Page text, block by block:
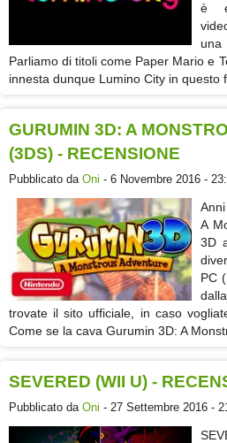
è
Parliamo di titoli come Paper Mario e
innesta dunque Lumino City in
GURUMIN 3D: A
(3DS) - RECENSIONE
Pubblicato da Oni - 6 Novembre 2016 -
A
3D
PC
trovate il sito ufficiale, in caso
Come se la cava Gurumin 3D: A
SEVERED (WII U) -
Pubblicato da Oni - 27 Settembre 2016 -